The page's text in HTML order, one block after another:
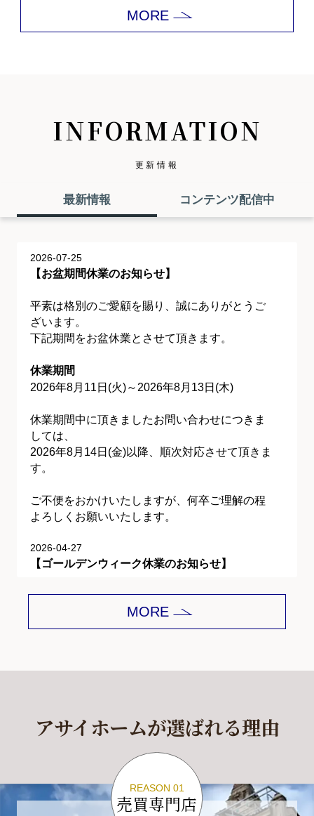
MORE
INFORMATION
更新情報
最新情報 コンテンツ配信中
2026-07-25
【お盆期間休業のお知らせ】
平素は格別のご愛顧を賜り、誠にありがとうご
ざいます。
下記期間をお盆休業とさせて頂きます。
休業期間
2026年8月11日(火)～2026年8月13日(木)
休業期間中に頂きましたお問い合わせにつきま
しては、
2026年8月14日(金)以降、順次対応させて頂きま
す。
ご不便をおかけいたしますが、何卒ご理解の程
よろしくお願いいたします。
2026-04-27
【ゴールデンウィーク休業のお知らせ】
平素は格別のご愛顧を賜り、誠にありがとうご
下記期間をゴールデンウィーク休業とさせて頂
休業期間中に頂きましたお問い合わせにつきま
2026年5月7日(木)以降、順次対応させて頂きま
ご不便をおかけいたしますが、何卒ご理解の程
MORE
アサイホームが選ばれる理由
REASON 01
売買専門店